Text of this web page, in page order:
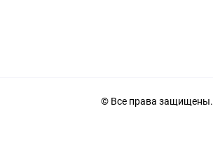
© Все права защищены.